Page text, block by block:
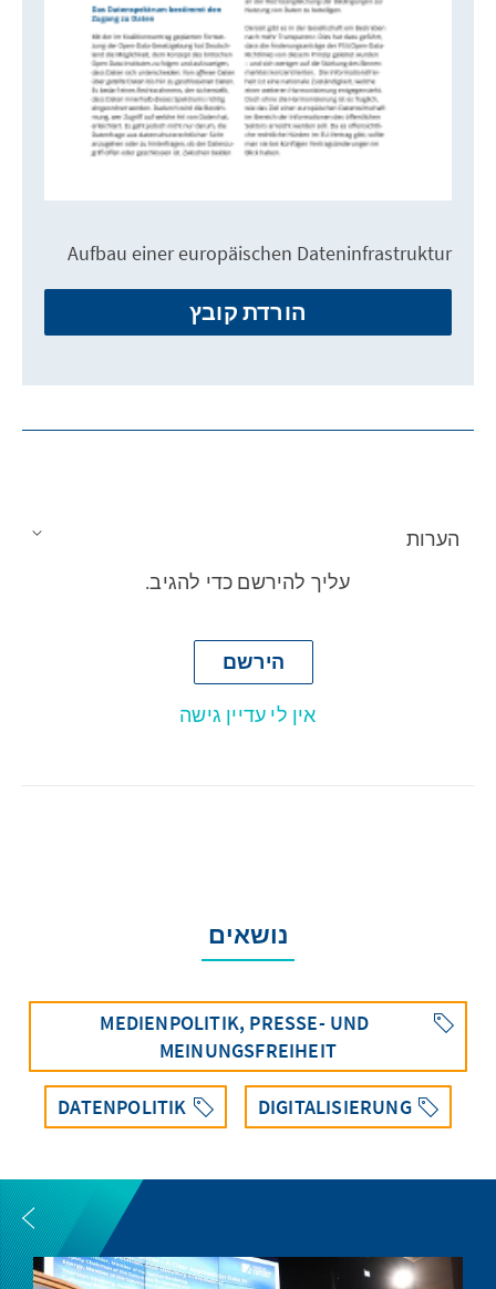
Aufbau einer europäischen Dateninfrastruktur
הורדת קובץ
הערות
עליך להירשם כדי להגיב.
הירשם
אין לי עדיין גישה
נושאים
MEDIENPOLITIK, PRESSE- UND
MEINUNGSFREIHEIT
DIGITALISIERUNG
DATENPOLITIK